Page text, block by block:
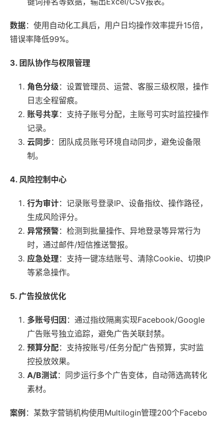
数据：使用自动化工具后，用户日均操作效率提升15倍，
错误率降低99%。
3. 团队协作与权限管理
角色分级 ：设置管理员、运营、客服三级权限，操作
日志全程留痕。
账号共享：支持子账号分配，主账号可实时监控操作
记录。
云同步：团队成员账号环境自动同步，避免设备限
制。
4. 风险控制中心
行为审计：记录账号登录IP、设备指纹、操作路径，
生成风险评分。
异常预警：检测到批量操作、异地登录等异常行为
时，通过邮件/短信推送警报。
应急处理 ：支持一键冻结账号、清除Cookie、切换IP
等紧急操作。
5. 广告投放优化
多账号归因 ：通过指纹隔离实现Facebook/Google
广告账号独立追踪，避免广告关联封禁。
预算分配：支持按账号/任务分配广告预算，实时监
控投放效果。
A/B测试：同步运行多个广告变体，自动筛选高转化
素材。
案例 ：某数字营销机构使用Multilogin管理200个Facebo